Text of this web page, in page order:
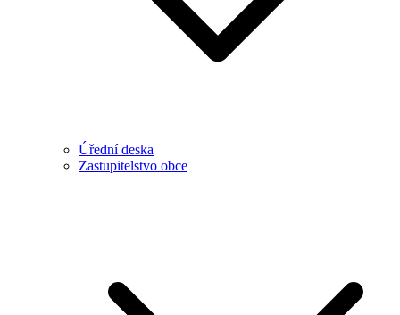
Úřední deska
Zastupitelstvo obce